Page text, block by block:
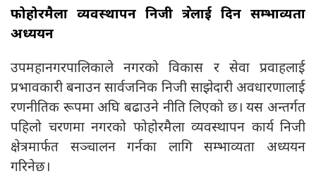
फोहोरमैला व्यवस्थापन निजी क्षेत्रलाई दिन सम्भाव्यता
अध्ययन
उपमहानगरपालिकाले नगरको विकास र सेवा प्रवाहलाई
प्रभावकारी बनाउन सार्वजनिक निजी साझेदारी अवधारणालाई
रणनीतिक रूपमा अघि बढाउने नीति लिएको छ। यस अन्तर्गत
पहिलो चरणमा नगरको फोहोरमैला व्यवस्थापन कार्य निजी
क्षेत्रमार्फत सञ्चालन गर्नका लागि सम्भाव्यता अध्ययन
गरिनेछ।